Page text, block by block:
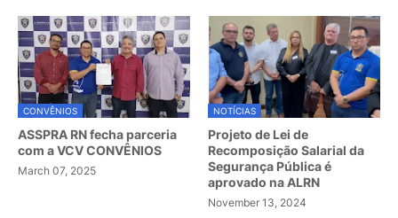
CONVÊNIOS
ASSPRA RN fecha parceria
com a VCV CONVÊNIOS
March 07, 2025
NOTÍCIAS
Projeto de Lei de
Recomposição Salarial da
Segurança Pública é
aprovado na ALRN
November 13, 2024